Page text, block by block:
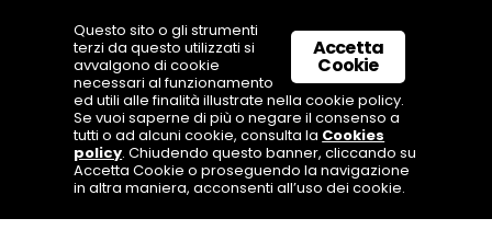
Accetta
Cookie
Questo sito o gli strumenti
terzi da questo utilizzati si
avvalgono di cookie
necessari al funzionamento
ed utili alle finalità illustrate nella cookie policy.
Se vuoi saperne di più o negare il consenso a
tutti o ad alcuni cookie, consulta la Cookies
policy. Chiudendo questo banner, cliccando su
Accetta Cookie o proseguendo la navigazione
in altra maniera, acconsenti all’uso dei cookie.